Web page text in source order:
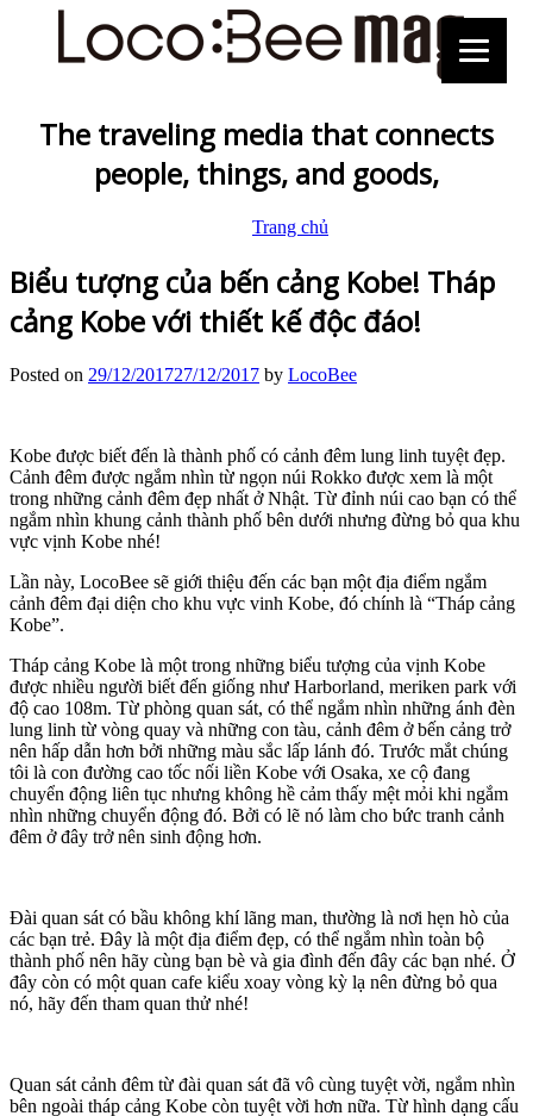
The traveling media that connects
people, things, and goods,
Trang chủ
Biểu tượng của bến cảng Kobe! Tháp
cảng Kobe với thiết kế độc đáo!
Posted on 29/12/201727/12/2017 by LocoBee
Kobe được biết đến là thành phố có cảnh đêm lung linh tuyệt đẹp.
Cảnh đêm được ngắm nhìn từ ngọn núi Rokko được xem là một
trong những cảnh đêm đẹp nhất ở Nhật. Từ đỉnh núi cao bạn có thể
ngắm nhìn khung cảnh thành phố bên dưới nhưng đừng bỏ qua khu
vực vịnh Kobe nhé!
Lần này, LocoBee sẽ giới thiệu đến các bạn một địa điểm ngắm
cảnh đêm đại diện cho khu vực vinh Kobe, đó chính là “Tháp cảng
Kobe”.
Tháp cảng Kobe là một trong những biểu tượng của vịnh Kobe
được nhiều người biết đến giống như Harborland, meriken park với
độ cao 108m. Từ phòng quan sát, có thể ngắm nhìn những ánh đèn
lung linh từ vòng quay và những con tàu, cảnh đêm ở bến cảng trở
nên hấp dẫn hơn bởi những màu sắc lấp lánh đó. Trước mắt chúng
tôi là con đường cao tốc nối liền Kobe với Osaka, xe cộ đang
chuyển động liên tục nhưng không hề cảm thấy mệt mỏi khi ngắm
nhìn những chuyển động đó. Bởi có lẽ nó làm cho bức tranh cảnh
đêm ở đây trở nên sinh động hơn.
Đài quan sát có bầu không khí lãng man, thường là nơi hẹn hò của
các bạn trẻ. Đây là một địa điểm đẹp, có thể ngắm nhìn toàn bộ
thành phố nên hãy cùng bạn bè và gia đình đến đây các bạn nhé. Ở
đây còn có một quan cafe kiểu xoay vòng kỳ lạ nên đừng bỏ qua
nó, hãy đến tham quan thử nhé!
Quan sát cảnh đêm từ đài quan sát đã vô cùng tuyệt vời, ngắm nhìn
bên ngoài tháp cảng Kobe còn tuyệt vời hơn nữa. Từ hình dạng cấu